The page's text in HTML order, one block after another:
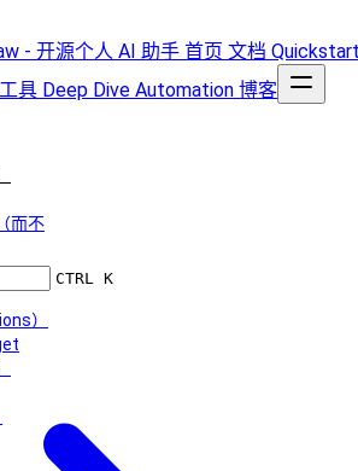
- 开源个人 AI 助手 首页 文档
工具 Deep Dive Automation 博客
CTRL K
而不
）